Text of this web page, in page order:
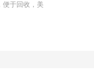
便于回收，美